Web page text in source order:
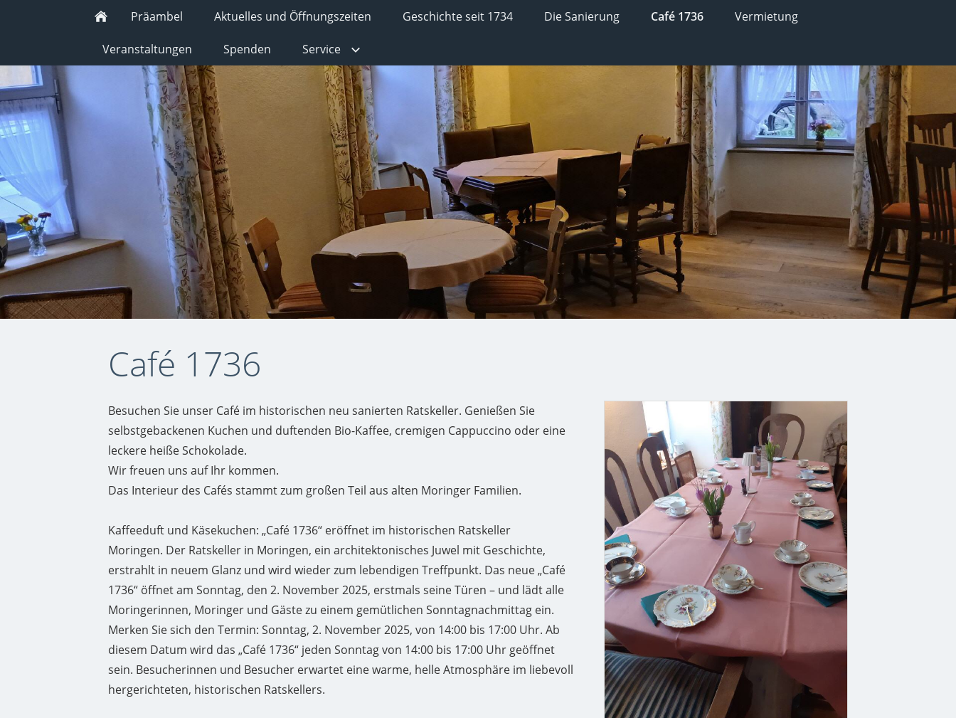
Präambel Aktuelles und Öffnungszeiten Geschichte seit 1734 Die Sanierung Café 1736 Vermietung
Veranstaltungen Spenden Service
Café 1736
Besuchen Sie unser Café im historischen neu sanierten Ratskeller. Genießen Sie
selbstgebackenen Kuchen und duftenden Bio-Kaffee, cremigen Cappuccino oder eine
leckere heiße Schokolade.
Wir freuen uns auf Ihr kommen.
Das Interieur des Cafés stammt zum großen Teil aus alten Moringer Familien.
Kaffeeduft und Käsekuchen: „Café 1736“ eröffnet im historischen Ratskeller
Moringen. Der Ratskeller in Moringen, ein architektonisches Juwel mit Geschichte,
erstrahlt in neuem Glanz und wird wieder zum lebendigen Treffpunkt. Das neue „Café
1736“ öffnet am Sonntag, den 2. November 2025, erstmals seine Türen – und lädt alle
Moringerinnen, Moringer und Gäste zu einem gemütlichen Sonntagnachmittag ein.
Merken Sie sich den Termin: Sonntag, 2. November 2025, von 14:00 bis 17:00 Uhr. Ab
diesem Datum wird das „Café 1736“ jeden Sonntag von 14:00 bis 17:00 Uhr geöffnet
sein. Besucherinnen und Besucher erwartet eine warme, helle Atmosphäre im liebevoll
hergerichteten, historischen Ratskellers.